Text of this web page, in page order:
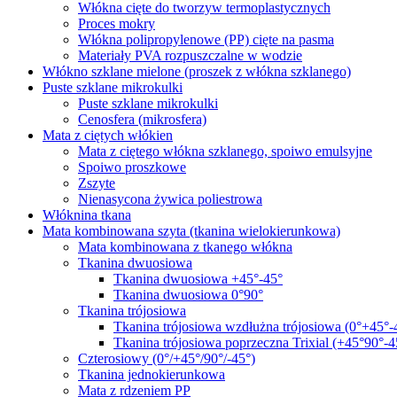
Włókna cięte do tworzyw termoplastycznych
Proces mokry
Włókna polipropylenowe (PP) cięte na pasma
Materiały PVA rozpuszczalne w wodzie
Włókno szklane mielone (proszek z włókna szklanego)
Puste szklane mikrokulki
Puste szklane mikrokulki
Cenosfera (mikrosfera)
Mata z ciętych włókien
Mata z ciętego włókna szklanego, spoiwo emulsyjne
Spoiwo proszkowe
Zszyte
Nienasycona żywica poliestrowa
Włóknina tkana
Mata kombinowana szyta (tkanina wielokierunkowa)
Mata kombinowana z tkanego włókna
Tkanina dwuosiowa
Tkanina dwuosiowa +45°-45°
Tkanina dwuosiowa 0°90°
Tkanina trójosiowa
Tkanina trójosiowa wzdłużna trójosiowa (0°+45°-
Tkanina trójosiowa poprzeczna Trixial (+45°90°-
Czterosiowy (0°/+45°/90°/-45°)
Tkanina jednokierunkowa
Mata z rdzeniem PP